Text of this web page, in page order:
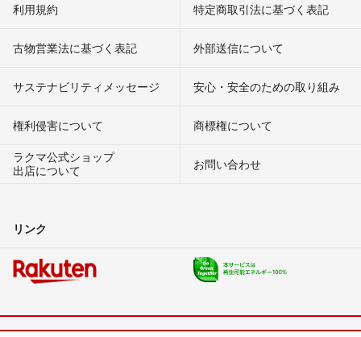
利用規約 特定商取引法に基づく表記
古物営業法に基づく表記 外部送信について
サステナビリティメッセージ 安心・安全のための取り組み
権利侵害について
商標権について
ラクマ公式ショップ
出店について
お問い合わせ
リンク